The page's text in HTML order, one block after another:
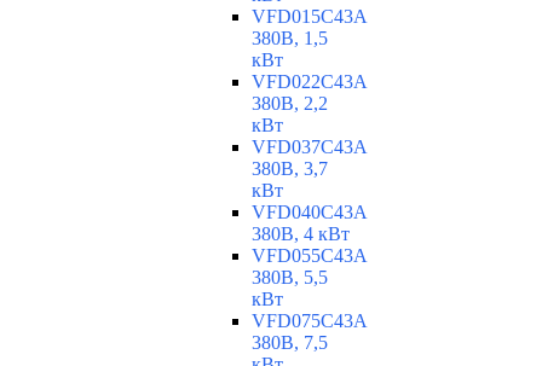
VFD015C43A
380В, 1,5
кВт
VFD022C43A
380В, 2,2
кВт
VFD037C43A
380В, 3,7
кВт
VFD040C43A
380В, 4 кВт
VFD055C43A
380В, 5,5
кВт
VFD075C43A
380В, 7,5